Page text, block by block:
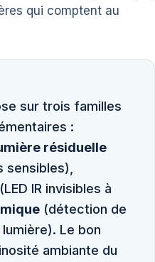
qui comptent au
sur trois familles
:
résiduelle
(LED IR invisibles à
(détection de
Le bon
ambiante du